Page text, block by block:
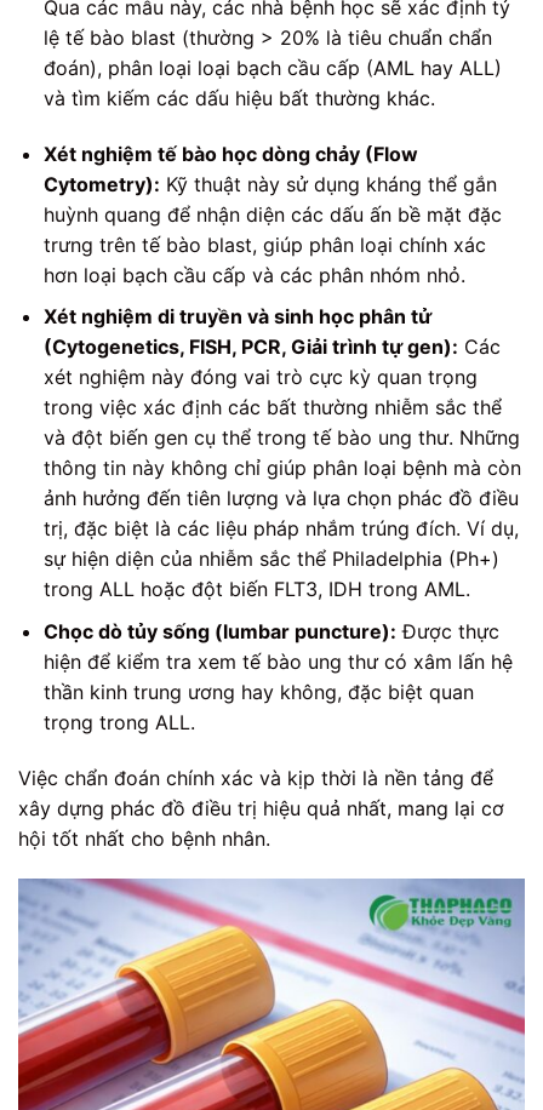
Qua các mẫu này, các nhà bệnh học sẽ xác định tỷ
lệ tế bào blast (thường > 20% là tiêu chuẩn chẩn
đoán), phân loại loại bạch cầu cấp (AML hay ALL)
và tìm kiếm các dấu hiệu bất thường khác.
Xét nghiệm tế bào học dòng chảy (Flow
Cytometry): Kỹ thuật này sử dụng kháng thể gắn
huỳnh quang để nhận diện các dấu ấn bề mặt đặc
trưng trên tế bào blast, giúp phân loại chính xác
hơn loại bạch cầu cấp và các phân nhóm nhỏ.
Xét nghiệm di truyền và sinh học phân tử
(Cytogenetics, FISH, PCR, Giải trình tự gen): Các
xét nghiệm này đóng vai trò cực kỳ quan trọng
trong việc xác định các bất thường nhiễm sắc thể
và đột biến gen cụ thể trong tế bào ung thư. Những
thông tin này không chỉ giúp phân loại bệnh mà còn
ảnh hưởng đến tiên lượng và lựa chọn phác đồ điều
trị, đặc biệt là các liệu pháp nhắm trúng đích. Ví dụ,
sự hiện diện của nhiễm sắc thể Philadelphia (Ph+)
trong ALL hoặc đột biến FLT3, IDH trong AML.
Chọc dò tủy sống (lumbar puncture): Được thực
hiện để kiểm tra xem tế bào ung thư có xâm lấn hệ
thần kinh trung ương hay không, đặc biệt quan
trọng trong ALL.
Việc chẩn đoán chính xác và kịp thời là nền tảng để
xây dựng phác đồ điều trị hiệu quả nhất, mang lại cơ
hội tốt nhất cho bệnh nhân.